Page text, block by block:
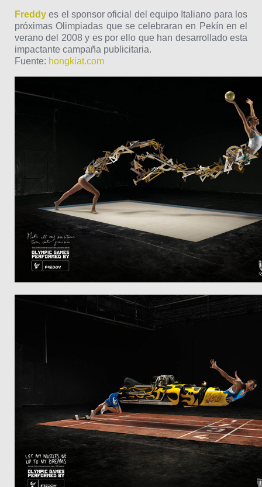
Freddyes el sponsor oficial del equipo Italiano para los
próximas Olimpiadas que se celebraran en Pekín en el
verano del 2008 y es por ello que han desarrollado esta
impactante campaña publicitaria.
Fuente: hongkiat.com